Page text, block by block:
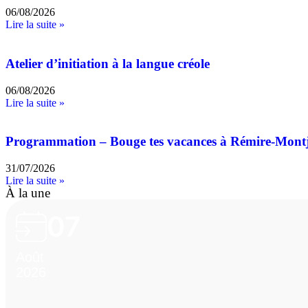
06/08/2026
Lire la suite »
Atelier d’initiation à la langue créole
06/08/2026
Lire la suite »
Programmation – Bouge tes vacances à Rémire-
31/07/2026
Lire la suite »
À la une